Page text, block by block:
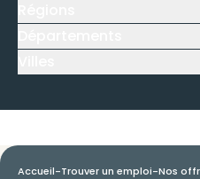
Accueil-Trouver un emploi-Nos